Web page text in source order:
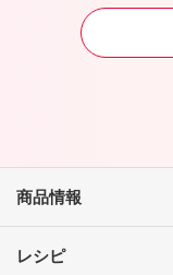
商品情報
レシピ